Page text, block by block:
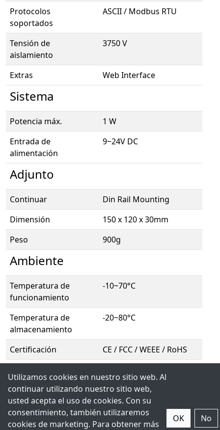
Protocolos
soportados
ASCII / Modbus RTU
Tensión de
aislamiento
3750 V
Extras Web Interface
Sistema
Potencia máx.
1 W
Entrada de
alimentación
9~24V DC
Adjunto
Continuar
Din Rail Mounting
Dimensión
150 x 120 x 30mm
Peso
900g
Ambiente
Temperatura de
funcionamiento
-10~70°C
Temperatura de
almacenamiento
-20~80°C
Certificación CE / FCC / WEEE / RoHS
Otro
incluido con la entrega
Quick installation guide,
Software CD
Utilizamos cookies en nuestro sitio web. Al
continuar utilizando nuestro sitio web,
usted acepta el uso de cookies. Con su
consentimiento, también utilizaremos
cookies de marketing. Para obtener más
OK No